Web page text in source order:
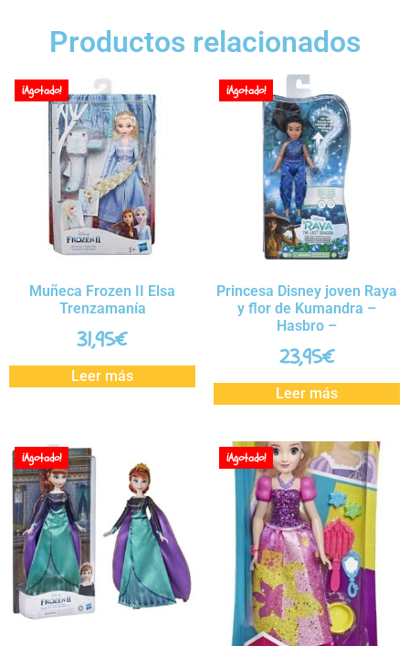
Productos relacionados
¡Agotado!
Muñeca Frozen II Elsa
Trenzamanía
31,95€
Leer más
¡Agotado!
Princesa Disney joven Raya
y flor de Kumandra –
Hasbro –
23,95€
Leer más
¡Agotado! ¡Agotado!